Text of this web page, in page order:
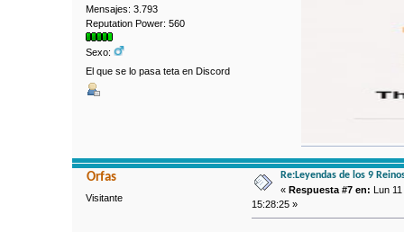
Mensajes: 3.793
Reputation Power: 560
Sexo:
El que se lo pasa teta en Discord
Orfas
Visitante
Re:Leyendas de los 9
«Respuesta #7 en: Lun
15:28:25 »